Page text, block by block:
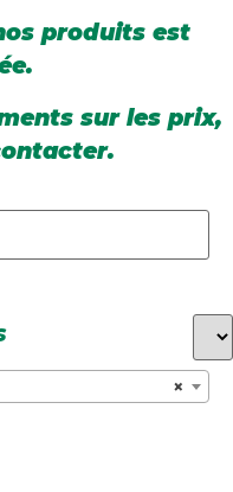
produits est
sur les prix,
×